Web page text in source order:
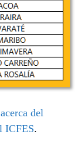
del
ICFES.